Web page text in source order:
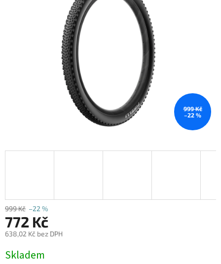
999 Kč
–22 %
999 Kč –22 %
772 Kč
638,02 Kč bez DPH
cena:
Skladem